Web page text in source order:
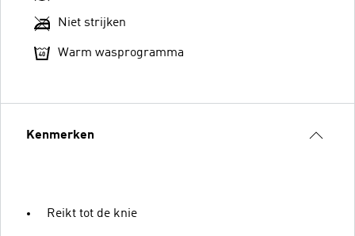
Niet strijken
Warm wasprogramma
Kenmerken
Reikt tot de knie